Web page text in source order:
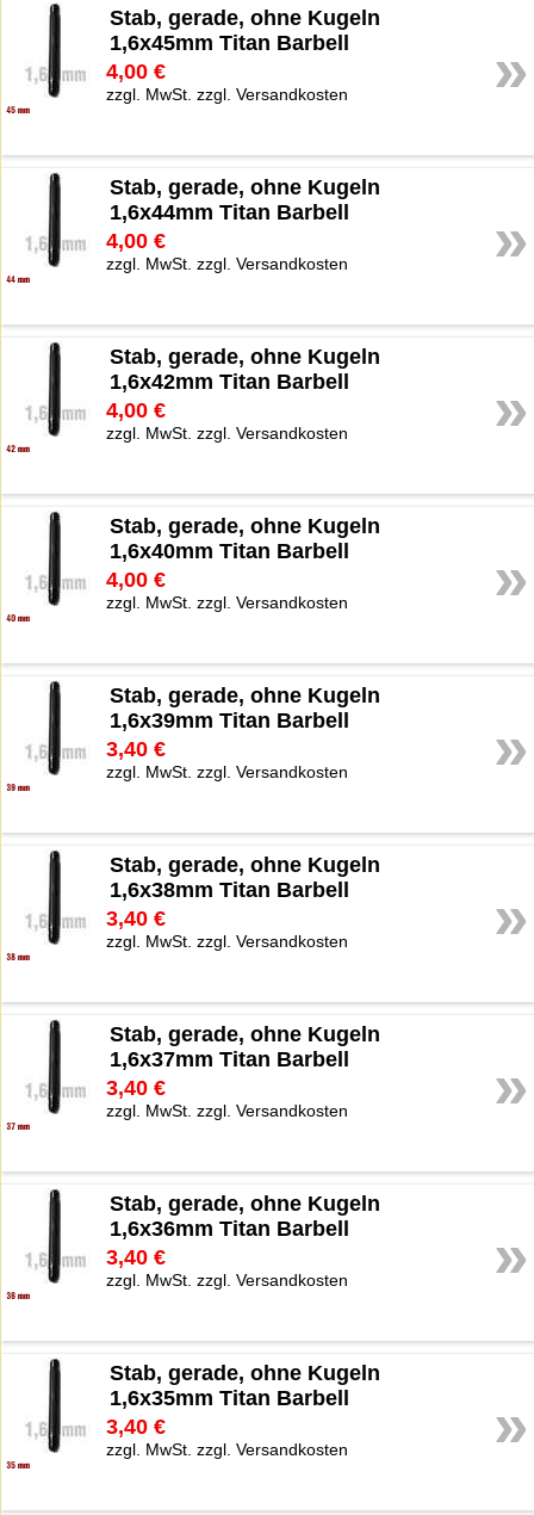
»
Stab, gerade, ohne Kugeln
1,6x45mm Titan Barbell
4,00 €
zzgl. MwSt. zzgl. Versandkosten
»
Stab, gerade, ohne Kugeln
1,6x44mm Titan Barbell
4,00 €
zzgl. MwSt. zzgl. Versandkosten
»
Stab, gerade, ohne Kugeln
1,6x42mm Titan Barbell
4,00 €
zzgl. MwSt. zzgl. Versandkosten
»
Stab, gerade, ohne Kugeln
1,6x40mm Titan Barbell
4,00 €
zzgl. MwSt. zzgl. Versandkosten
»
Stab, gerade, ohne Kugeln
1,6x39mm Titan Barbell
3,40 €
zzgl. MwSt. zzgl. Versandkosten
»
Stab, gerade, ohne Kugeln
1,6x38mm Titan Barbell
3,40 €
zzgl. MwSt. zzgl. Versandkosten
»
Stab, gerade, ohne Kugeln
1,6x37mm Titan Barbell
3,40 €
zzgl. MwSt. zzgl. Versandkosten
»
Stab, gerade, ohne Kugeln
1,6x36mm Titan Barbell
3,40 €
zzgl. MwSt. zzgl. Versandkosten
»
Stab, gerade, ohne Kugeln
1,6x35mm Titan Barbell
3,40 €
zzgl. MwSt. zzgl. Versandkosten